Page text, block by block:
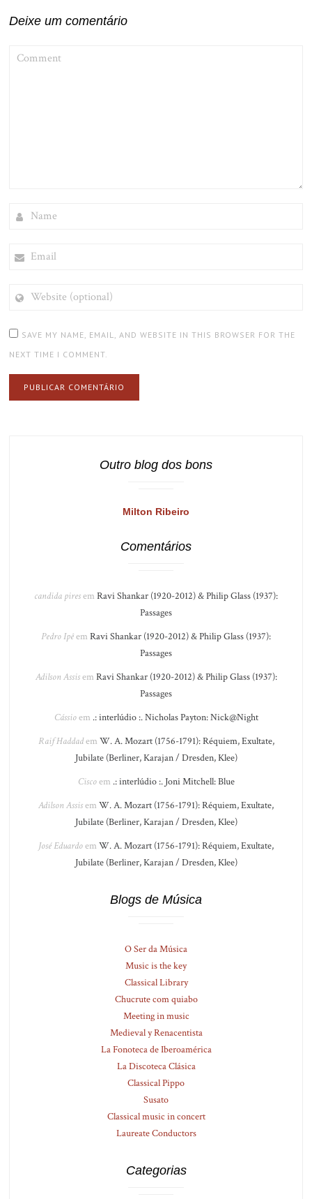
Deixe um comentário
(OPTIONAL)
SAVE MY NAME, EMAIL, AND WEBSITE IN THIS BROWSER FOR THE
NEXT TIME I COMMENT.
Outro blog dos bons
Milton Ribeiro
Comentários
candida piresem Ravi Shankar (1920-2012) & Philip Glass (1937):
Passages
Pedro Ipêem Ravi Shankar (1920-2012) & Philip Glass (1937):
Passages
Adilson Assisem Ravi Shankar (1920-2012) & Philip Glass (1937):
Passages
Cássioem .: interlúdio :. Nicholas Payton: Nick@Night
Raif Haddadem W. A. Mozart (1756-1791): Réquiem, Exultate,
Jubilate (Berliner, Karajan / Dresden, Klee)
Ciscoem .: interlúdio :. Joni Mitchell: Blue
Adilson Assisem W. A. Mozart (1756-1791): Réquiem, Exultate,
Jubilate (Berliner, Karajan / Dresden, Klee)
José Eduardoem W. A. Mozart (1756-1791): Réquiem, Exultate,
Jubilate (Berliner, Karajan / Dresden, Klee)
Blogs de Música
O Ser da Música
Music is the key
Classical Library
Chucrute com quiabo
Meeting in music
Medieval y Renacentista
La Fonoteca de Iberoamérica
La Discoteca Clásica
Classical Pippo
Susato
Classical music in concert
Laureate Conductors
Categorias